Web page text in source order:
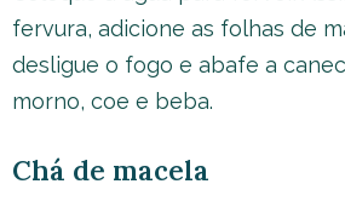
fervura, adicione as folhas de
desligue o fogo e abafe a
morno, coe e beba.
Chá de macela